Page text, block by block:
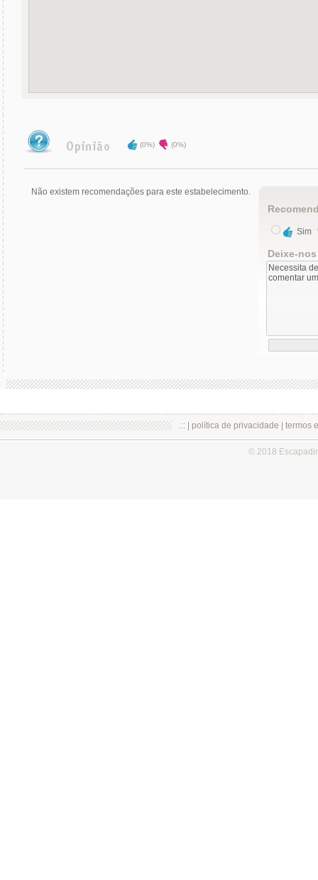
(0%) (0%)
Não existem recomendações para este estabelecimento.
Sim
Deixe-
.:: | política de privacidade termos
© 2018